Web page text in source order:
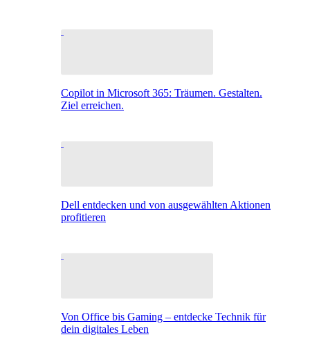
Copilot in Microsoft 365: Träumen. Gestalten.
Ziel erreichen.
Dell entdecken und von ausgewählten Aktionen
profitieren
Von Office bis Gaming – entdecke Technik für
dein digitales Leben